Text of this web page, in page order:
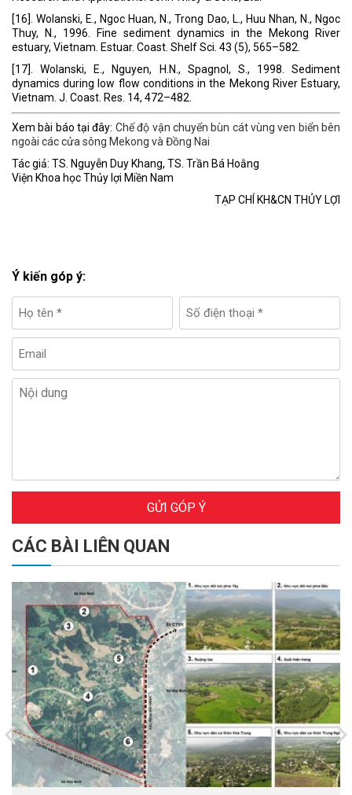
[16]. Wolanski, E., Ngoc Huan, N., Trong Dao, L., Huu Nhan, N., Ngoc
Thuy, N., 1996. Fine sediment dynamics in the Mekong River
estuary, Vietnam. Estuar. Coast. Shelf Sci. 43 (5), 565–582.
[17]. Wolanski, E., Nguyen, H.N., Spagnol, S., 1998. Sediment
dynamics during low flow conditions in the Mekong River Estuary,
Vietnam. J. Coast. Res. 14, 472–482.
Xem bài báo tại đây: Chế độ vận chuyển bùn cát vùng ven biển bên
ngoài các cửa sông Mekong và Đồng Nai
Tác giả: TS. Nguyễn Duy Khang, TS. Trần Bá Hoằng
Viện Khoa học Thủy lợi Miền Nam
TẠP CHÍ KH&CN THỦY LỢI
Ý kiến góp ý:
GỬI GÓP Ý
CÁC BÀI LIÊN QUAN